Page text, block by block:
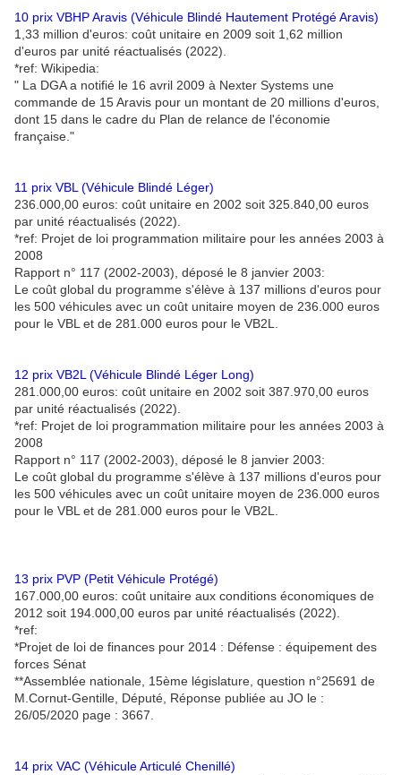
10 prix VBHP Aravis (Véhicule Blindé Hautement Protégé Aravis)
1,33 million d'euros: coût unitaire en 2009 soit 1,62 million
d'euros par unité réactualisés (2022).
*ref: Wikipedia:
" La DGA a notifié le 16 avril 2009 à Nexter Systems une
commande de 15 Aravis pour un montant de 20 millions d'euros,
dont 15 dans le cadre du Plan de relance de l'économie
française."
11 prix VBL (Véhicule Blindé Léger)
236.000,00 euros: coût unitaire en 2002 soit 325.840,00 euros
par unité réactualisés (2022).
*ref: Projet de loi programmation militaire pour les années 2003 à
2008
Rapport n° 117 (2002-2003), déposé le 8 janvier 2003:
Le coût global du programme s'élève à 137 millions d'euros pour
les 500 véhicules avec un coût unitaire moyen de 236.000 euros
pour le VBL et de 281.000 euros pour le VB2L.
12 prix VB2L (Véhicule Blindé Léger Long)
281.000,00 euros: coût unitaire en 2002 soit 387.970,00 euros
par unité réactualisés (2022).
*ref: Projet de loi programmation militaire pour les années 2003 à
2008
Rapport n° 117 (2002-2003), déposé le 8 janvier 2003:
Le coût global du programme s'élève à 137 millions d'euros pour
les 500 véhicules avec un coût unitaire moyen de 236.000 euros
pour le VBL et de 281.000 euros pour le VB2L.
13 prix PVP (Petit Véhicule Protégé)
167.000,00 euros: coût unitaire aux conditions économiques de
2012 soit 194.000,00 euros par unité réactualisés (2022).
*ref:
*Projet de loi de finances pour 2014 : Défense : équipement des
forces Sénat
**Assemblée nationale, 15ème législature, question n°25691 de
M.Cornut-Gentille, Député, Réponse publiée au JO le :
26/05/2020 page : 3667.
14 prix VAC (Véhicule Articulé Chenillé)